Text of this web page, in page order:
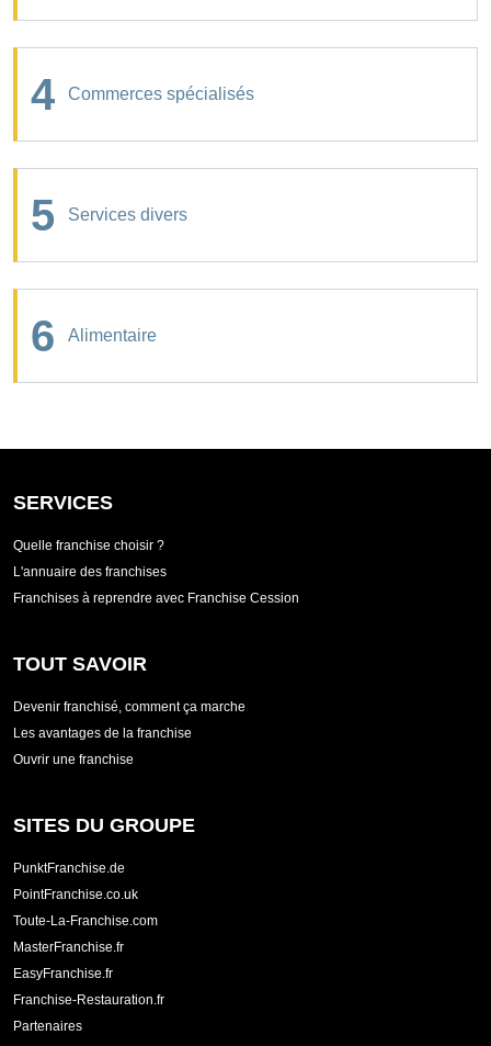
4 Commerces spécialisés
5 Services divers
6 Alimentaire
SERVICES
Quelle franchise choisir ?
L'annuaire des franchises
Franchises à reprendre avec Franchise Cession
TOUT SAVOIR
Devenir franchisé, comment ça marche
Les avantages de la franchise
Ouvrir une franchise
SITES DU GROUPE
PunktFranchise.de
PointFranchise.co.uk
Toute-La-Franchise.com
MasterFranchise.fr
EasyFranchise.fr
Franchise-Restauration.fr
Partenaires